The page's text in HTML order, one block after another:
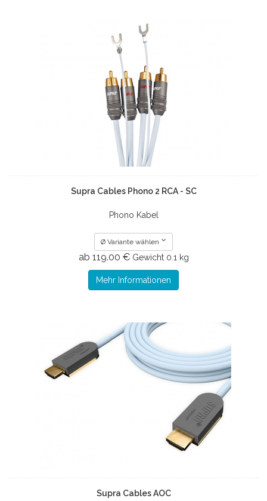
Supra Cables Phono 2 RCA - SC
Phono Kabel
Ø Variante wählen
ab 119.00 € Gewicht 0.1 kg
Mehr Informationen
Supra Cables AOC